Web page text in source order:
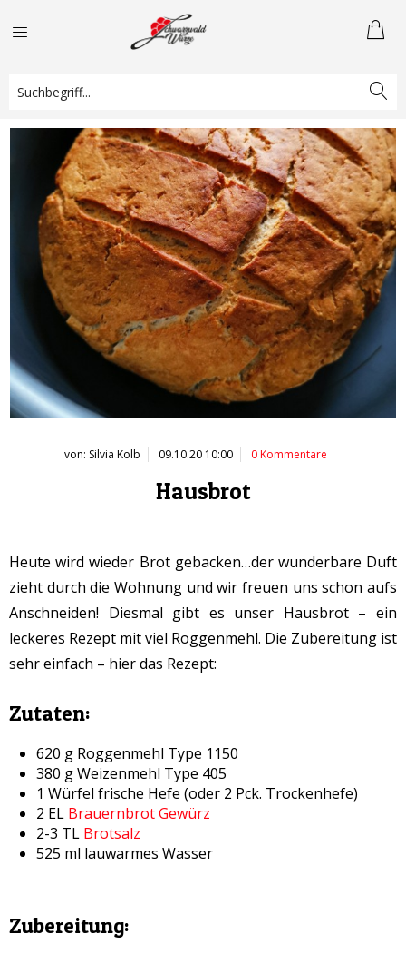
Hausbrot
von: Silvia Kolb 09.10.20 10:00 0 Kommentare
Hausbrot
Heute wird wieder Brot gebacken…der wunderbare Duft
zieht durch die Wohnung und wir freuen uns schon aufs
Anschneiden! Diesmal gibt es unser Hausbrot – ein
leckeres Rezept mit viel Roggenmehl. Die Zubereitung ist
sehr einfach – hier das Rezept:
Zutaten:
620 g Roggenmehl Type 1150
380 g Weizenmehl Type 405
1 Würfel frische Hefe (oder 2 Pck. Trockenhefe)
2 EL Brauernbrot Gewürz
2-3 TL Brotsalz
525 ml lauwarmes Wasser
Zubereitung: